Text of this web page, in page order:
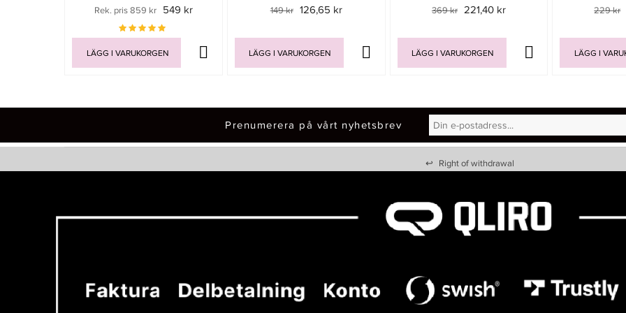
Rek. pris 859 kr 549 kr
LÄGG I VARUKORGEN
149 kr 126,65 kr
LÄGG I VARUKORGEN
369 kr 221,40 kr
LÄGG I VARUKORGEN
229 kr
LÄGG I
Prenumerera på vårt nyhetsbrev
↩ Right of withdrawal